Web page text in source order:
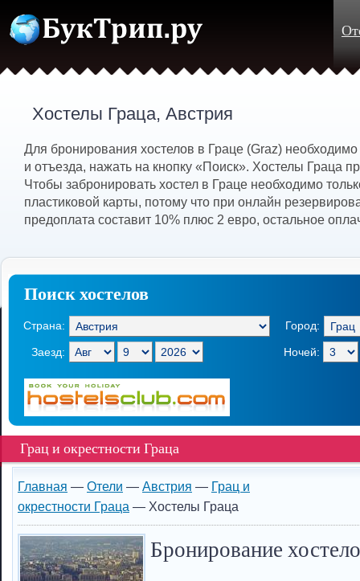
Хостелы Граца, Австрия
Для бронирования хостелов в Граце (Graz)
и отъезда, нажать на кнопку «Поиск». Хостелы Граца
Чтобы забронировать хостел в Граце необходимо
пластиковой карты, потому что при онлайн
предоплата составит 10% плюс 2 евро, остальное
Поиск хостелов
Страна: Город:
Заезд: Ночей:
Грац и окрестности Граца
Главная — Отели — Австрия — Грац и
окрестности Граца — Хостелы Граца
Бронирование